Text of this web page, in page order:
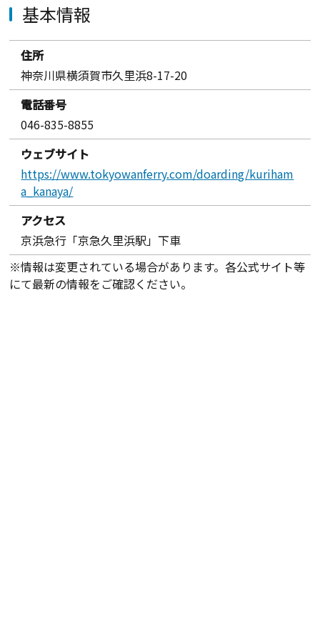
基本情報
住所
神奈川県横須賀市久里浜8-17-20
電話番号
046-835-8855
ウェブサイト
https://www.tokyowanferry.com/doarding/kuriham
a_kanaya/
アクセス
京浜急行「京急久里浜駅」下車
※情報は変更されている場合があります。各公式サイト等
にて最新の情報をご確認ください。